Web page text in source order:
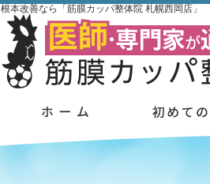
根本改善なら「筋膜カッパ整体院 札幌西岡店」